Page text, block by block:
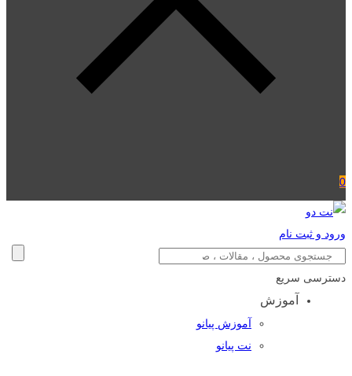
0
ورود و ثبت نام
دسترسی سریع
آموزش
آموزش پیانو
نت پیانو